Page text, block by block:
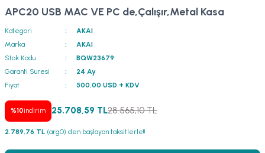
Mikrofonlar
Pako Şalter
APC20 USB MAC VE PC de,Çalışır,Metal Kasa
Kategori
AKAI
Marka
AKAI
Stok Kodu
BQW23679
Garanti Süresi
24 Ay
Fiyat
500,00 USD + KDV
%10indirim 25.708,59 TL28.565,10 TL
2.789,76 TL (arg0) den başlayan taksitlerle!!